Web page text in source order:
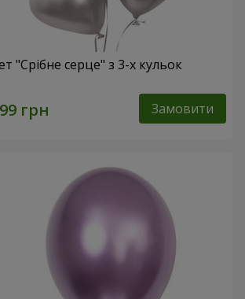
"Срібне серце" з 3-х кульок
Замовити